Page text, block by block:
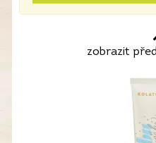
zobrazit